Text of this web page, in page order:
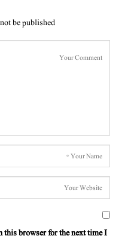
be published.
this browser for the next time I